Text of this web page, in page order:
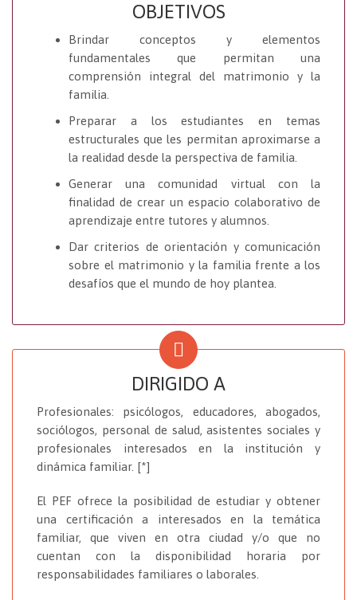
OBJETIVOS
Brindar conceptos y elementos
fundamentales que permitan una
comprensión integral del matrimonio y la
familia.
Preparar a los estudiantes en temas
estructurales que les permitan aproximarse a
la realidad desde la perspectiva de familia.
Generar una comunidad virtual con la
finalidad de crear un espacio colaborativo de
aprendizaje entre tutores y alumnos.
Dar criterios de orientación y comunicación
sobre el matrimonio y la familia frente a los
desafíos que el mundo de hoy plantea.
DIRIGIDO A
Profesionales: psicólogos, educadores, abogados,
sociólogos, personal de salud, asistentes sociales y
profesionales interesados en la institución y
dinámica familiar. [*]
El PEF ofrece la posibilidad de estudiar y obtener
una certificación a interesados en la temática
familiar, que viven en otra ciudad y/o que no
cuentan con la disponibilidad horaria por
responsabilidades familiares o laborales.